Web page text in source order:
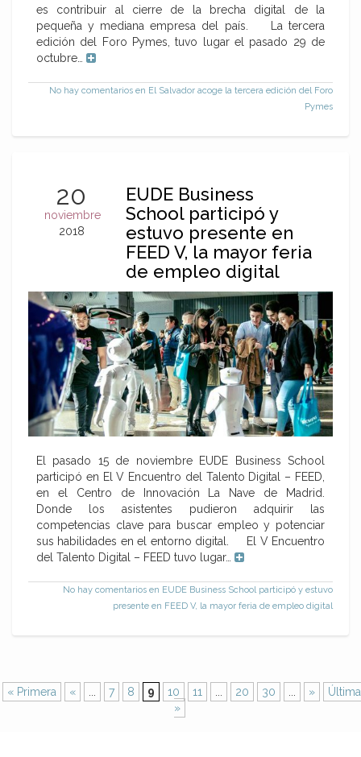
es contribuir al cierre de la brecha digital de la
pequeña y mediana empresa del país. La tercera
edición del Foro Pymes, tuvo lugar el pasado 29 de
octubre…
No hay comentarios en El Salvador acoge la tercera edición del Foro
Pymes
20
noviembre
2018
EUDE Business
School participó y
estuvo presente en
FEED V, la mayor feria
de empleo digital
El pasado 15 de noviembre EUDE Business School
participó en El V Encuentro del Talento Digital – FEED,
en el Centro de Innovación La Nave de Madrid.
Donde los asistentes pudieron adquirir las
competencias clave para buscar empleo y potenciar
sus habilidades en el entorno digital. El V Encuentro
del Talento Digital – FEED tuvo lugar…
No hay comentarios en EUDE Business School participó y estuvo
presente en FEED V, la mayor feria de empleo digital
« Primera « 7 8 9 10 11 20 30 »
Última
»